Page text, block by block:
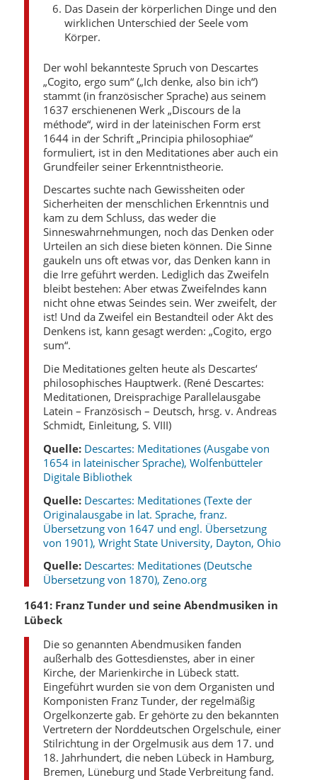
Das Dasein der körperlichen Dinge und den
wirklichen Unterschied der Seele vom
Körper.
Der wohl bekannteste Spruch von Descartes
„Cogito, ergo sum“ („Ich denke, also bin ich“)
stammt (in französischer Sprache) aus seinem
1637 erschienenen Werk „Discours de la
méthode“, wird in der lateinischen Form erst
1644 in der Schrift „Principia philosophiae“
formuliert, ist in den Meditationes aber auch ein
Grundfeiler seiner Erkenntnistheorie.
Descartes suchte nach Gewissheiten oder
Sicherheiten der menschlichen Erkenntnis und
kam zu dem Schluss, das weder die
Sinneswahrnehmungen, noch das Denken oder
Urteilen an sich diese bieten können. Die Sinne
gaukeln uns oft etwas vor, das Denken kann in
die Irre geführt werden. Lediglich das Zweifeln
bleibt bestehen: Aber etwas Zweifelndes kann
nicht ohne etwas Seindes sein. Wer zweifelt, der
ist! Und da Zweifel ein Bestandteil oder Akt des
Denkens ist, kann gesagt werden: „Cogito, ergo
sum“.
Die Meditationes gelten heute als Descartes‘
philosophisches Hauptwerk. (René Descartes:
Meditationen, Dreisprachige Parallelausgabe
Latein – Französisch – Deutsch, hrsg. v. Andreas
Schmidt, Einleitung, S. VIII)
Quelle: Descartes: Meditationes (Ausgabe von
1654 in lateinischer Sprache), Wolfenbütteler
Digitale Bibliothek
Quelle: Descartes: Meditationes (Texte der
Originalausgabe in lat. Sprache, franz.
Übersetzung von 1647 und engl. Übersetzung
von 1901), Wright State University, Dayton, Ohio
Quelle: Descartes: Meditationes (Deutsche
Übersetzung von 1870), Zeno.org
1641: Franz Tunder und seine Abendmusiken in
Lübeck
Die so genannten Abendmusiken fanden
außerhalb des Gottesdienstes, aber in einer
Kirche, der Marienkirche in Lübeck statt.
Eingeführt wurden sie von dem Organisten und
Komponisten Franz Tunder, der regelmäßig
Orgelkonzerte gab. Er gehörte zu den bekannten
Vertretern der Norddeutschen Orgelschule, einer
Stilrichtung in der Orgelmusik aus dem 17. und
18. Jahrhundert, die neben Lübeck in Hamburg,
Bremen, Lüneburg und Stade Verbreitung fand.